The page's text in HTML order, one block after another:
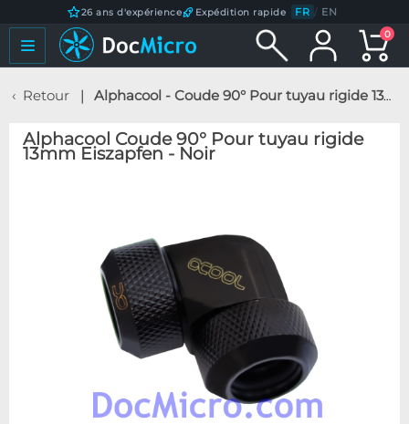
26 ans d'expérience Expédition rapide FR / EN
0
Retour Alphacool - Coude 90° Pour tuyau rigide 13mm Eiszapfen - Noir
Alphacool Coude 90° Pour tuyau rigide
13mm Eiszapfen - Noir